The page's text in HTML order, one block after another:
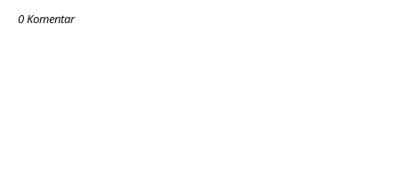
0 Komentar